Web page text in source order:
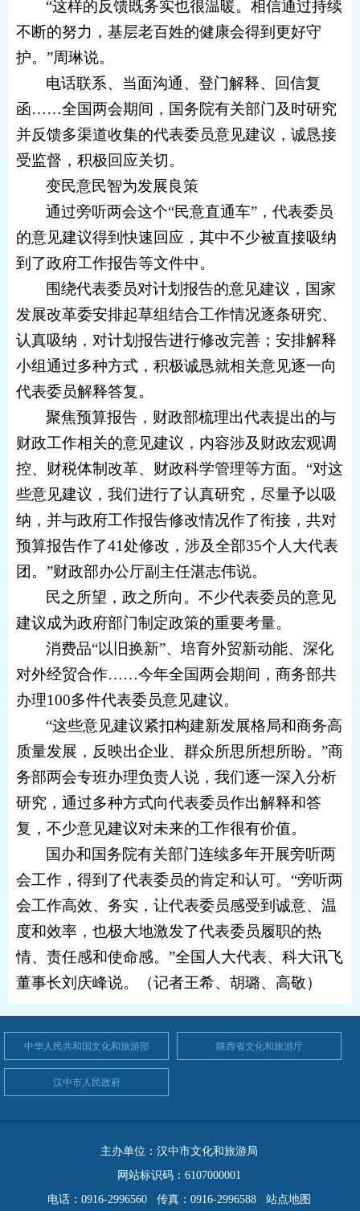
“这样的反馈既务实也很温暖。相信通过持续
不断的努力，基层老百姓的健康会得到更好守
护。”周琳说。
电话联系、当面沟通、登门解释、回信复
函……全国两会期间，国务院有关部门及时研究
并反馈多渠道收集的代表委员意见建议，诚恳接
受监督，积极回应关切。
变民意民智为发展良策
通过旁听两会这个“民意直通车”，代表委员
的意见建议得到快速回应，其中不少被直接吸纳
到了政府工作报告等文件中。
围绕代表委员对计划报告的意见建议，国家
发展改革委安排起草组结合工作情况逐条研究、
认真吸纳，对计划报告进行修改完善；安排解释
小组通过多种方式，积极诚恳就相关意见逐一向
代表委员解释答复。
聚焦预算报告，财政部梳理出代表提出的与
财政工作相关的意见建议，内容涉及财政宏观调
控、财税体制改革、财政科学管理等方面。“对这
些意见建议，我们进行了认真研究，尽量予以吸
纳，并与政府工作报告修改情况作了衔接，共对
预算报告作了41处修改，涉及全部35个人大代表
团。”财政部办公厅副主任湛志伟说。
民之所望，政之所向。不少代表委员的意见
建议成为政府部门制定政策的重要考量。
消费品“以旧换新”、培育外贸新动能、深化
对外经贸合作……今年全国两会期间，商务部共
办理100多件代表委员意见建议。
“这些意见建议紧扣构建新发展格局和商务高
质量发展，反映出企业、群众所思所想所盼。”商
务部两会专班办理负责人说，我们逐一深入分析
研究，通过多种方式向代表委员作出解释和答
复，不少意见建议对未来的工作很有价值。
国办和国务院有关部门连续多年开展旁听两
会工作，得到了代表委员的肯定和认可。“旁听两
会工作高效、务实，让代表委员感受到诚意、温
度和效率，也极大地激发了代表委员履职的热
情、责任感和使命感。”全国人大代表、科大讯飞
董事长刘庆峰说。（记者王希、胡璐、高敬）
中华人民共和国文化和旅游部 陕西省文化和旅游厅
汉中市人民政府
主办单位：汉中市文化和旅游局
网站标识码：6107000001
电话：0916-2996560 传真：0916-2996588 站点地图